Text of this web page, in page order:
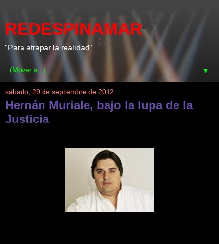
REDESPINAMAR
"Para atrapar la realidad"
▼
sábado, 29 de septiembre de 2012
Hernán Muriale, bajo la lupa de la
Justicia